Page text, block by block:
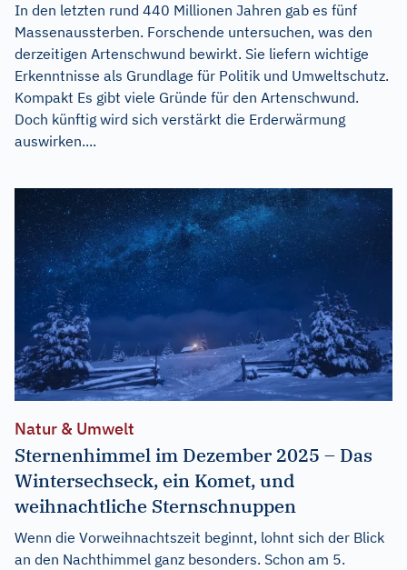
In den letzten rund 440 Millionen Jahren gab es fünf
Massenaussterben. Forschende untersuchen, was den
derzeitigen Artenschwund bewirkt. Sie liefern wichtige
Erkenntnisse als Grundlage für Politik und Umweltschutz.
Kompakt Es gibt viele Gründe für den Artenschwund.
Doch künftig wird sich verstärkt die Erderwärmung
auswirken....
Natur & Umwelt
Sternenhimmel im Dezember 2025 – Das
Wintersechseck, ein Komet, und
weihnachtliche Sternschnuppen
Wenn die Vorweihnachtszeit beginnt, lohnt sich der Blick
an den Nachthimmel ganz besonders. Schon am 5.